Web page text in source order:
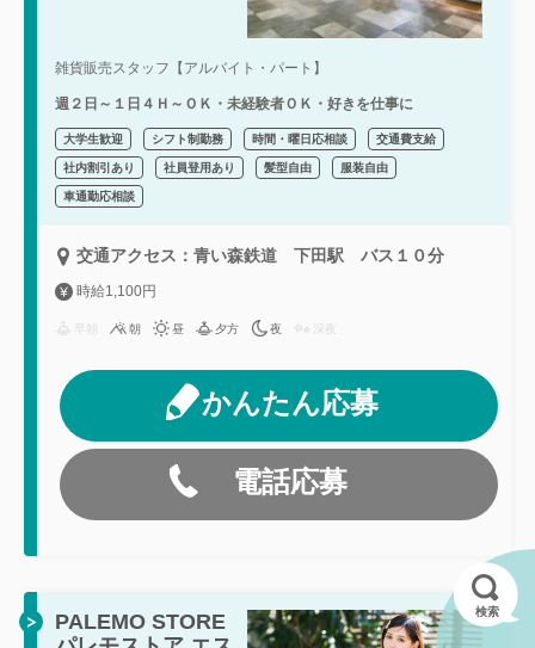
雑貨販売スタッフ【アルバイト・パート】
週２日～１日４Ｈ～ＯＫ・未経験者ＯＫ・好きを仕事に
大学生歓迎 シフト制勤務 時間・曜日応相談 交通費支給
社内割引あり 社員登用あり 髪型自由 服装自由
車通勤応相談
交通アクセス：青い森鉄道 下田駅 バス１０分
時給1,100円
朝 昼 夕方 夜 深夜
かんたん応募
電話応募
PALEMO STORE
検索